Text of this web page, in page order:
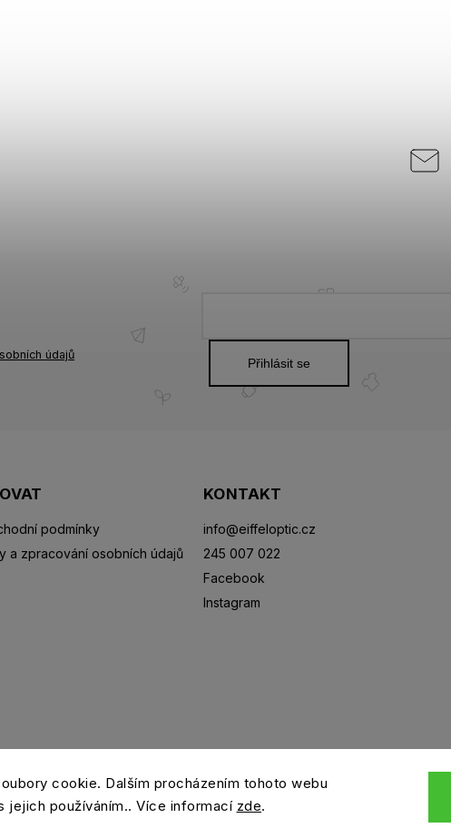
cookie. Dalším procházením tohoto webu
jejich používáním.. Více informací zde.
podmínky
a zpracování osobních údajů
KONTAKT
info@eiffeloptic.cz
245 007 022
Facebook
Instagram
údajů
Přihlásit se